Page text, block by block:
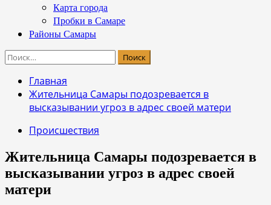
Карта города
Пробки в Самаре
Районы Самары
Найти:
Главная
Жительница Самары подозревается в
высказывании угроз в адрес своей матери
Происшествия
Жительница Самары подозревается в
высказывании угроз в адрес своей
матери